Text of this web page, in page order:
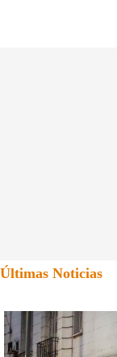
Últimas Noticias